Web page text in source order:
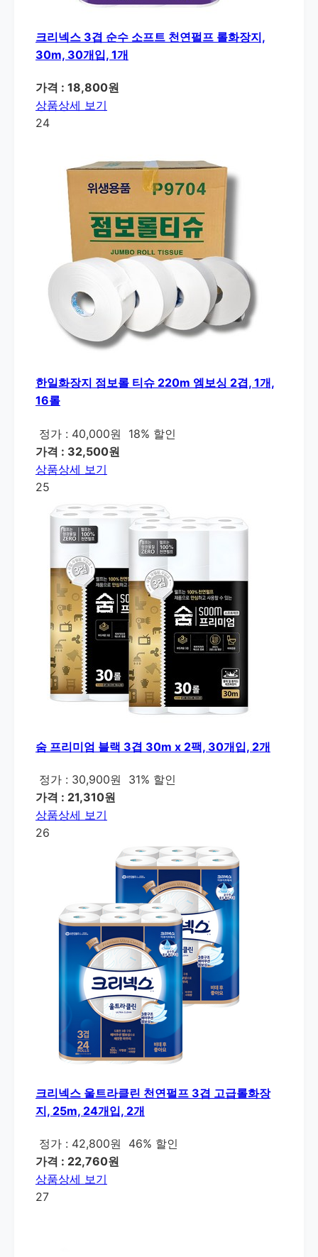
크리넥스 3겹 순수 소프트 천연펄프 롤화장지,
30m, 30개입, 1개
가격 : 18,800원
상품상세 보기
24
한일화장지 점보롤 티슈 220m 엠보싱 2겹, 1개,
16롤
정가 : 40,000원
18% 할인
가격 : 32,500원
상품상세 보기
25
숨 프리미엄 블랙 3겹 30m x 2팩, 30개입, 2개
정가 : 30,900원
31% 할인
가격 : 21,310원
상품상세 보기
26
크리넥스 울트라클린 천연펄프 3겹 고급롤화장
지, 25m, 24개입, 2개
정가 : 42,800원
46% 할인
가격 : 22,760원
상품상세 보기
27